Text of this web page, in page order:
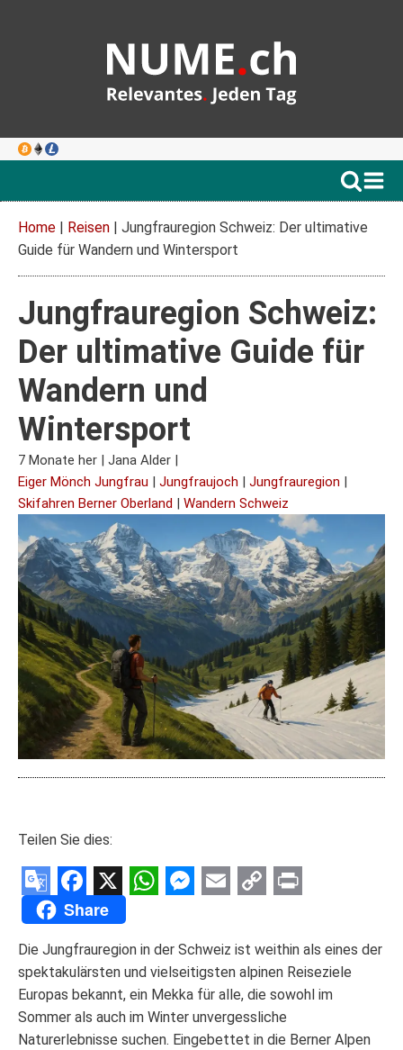
Home | Reisen | Jungfrauregion Schweiz: Der ultimative
Guide für Wandern und Wintersport
Jungfrauregion Schweiz:
Der ultimative Guide für
Wandern und
Wintersport
7 Monate her | Jana Alder |
Eiger Mönch Jungfrau | Jungfraujoch | Jungfrauregion |
Skifahren Berner Oberland | Wandern Schweiz
Teilen Sie dies:
Google
Translate
Facebook
X
Link
Share
Die Jungfrauregion in der Schweiz ist weithin als eines der
spektakulärsten und vielseitigsten alpinen Reiseziele
Europas bekannt, ein Mekka für alle, die sowohl im
Sommer als auch im Winter unvergessliche
Naturerlebnisse suchen. Eingebettet in die Berner Alpen